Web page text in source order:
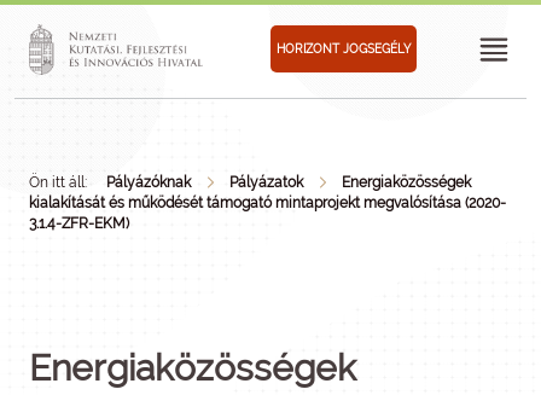
HORIZONT JOGSEGÉLY
Ön itt áll: Pályázóknak Pályázatok
Energiaközösségek
kialakítását és működését támogató mintaprojekt megvalósítása (2020-
3.1.4-ZFR-EKM)
Energiaközösségek